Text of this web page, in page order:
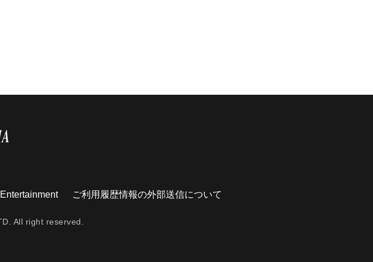
ご利用履歴情報の外部送信について
All right reserved.